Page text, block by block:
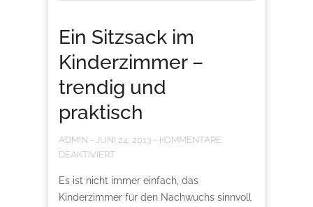
Ein Sitzsack im
Kinderzimmer –
trendig und
praktisch
ADMIN - JUNI 24, 2013 - KOMMENTARE
DEAKTIVIERT
Es ist nicht immer einfach, das
Kinderzimmer für den Nachwuchs sinnvoll